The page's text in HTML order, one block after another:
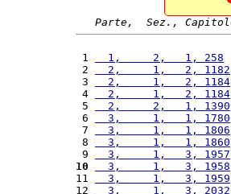
Parte,  Sez.,
1
  1,     2,   1, 258
2
  2,     1,   2, 1182
3
  2,     1,   2, 1184
4
  2,     1,   2, 1184
5
  2,     2,   1, 1390
6
  3,     1,   1, 1780
7
  3,     1,   1, 1806
8
  3,     1,   1, 1860
9
  3,     1,   3, 1957
10
  3,     1,   3, 1958
11
  3,     1,   3, 1959
12
  3,     1,   3, 2032